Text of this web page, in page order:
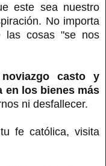
este sea nuestro
No importa
las cosas "se nos
casto y
en los bienes más
ni desfallecer.
fe católica, visita